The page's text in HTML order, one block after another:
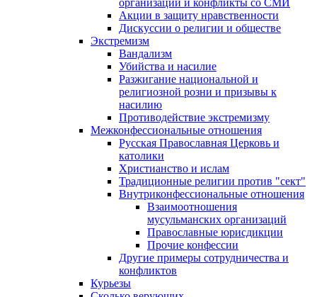
организаций и конфликты со СМИ
Акции в защиту нравственности
Дискуссии о религии и обществе
Экстремизм
Вандализм
Убийства и насилие
Разжигание национальной и
религиозной розни и призывы к
насилию
Противодействие экстремизму
Межконфессиональные отношения
Русская Православная Церковь и
католики
Христианство и ислам
Традиционные религии против "сект"
Внутриконфессиональные отношения
Взаимоотношения
мусульманских организаций
Православные юрисдикции
Прочие конфессии
Другие примеры сотрудничества и
конфликтов
Курьезы